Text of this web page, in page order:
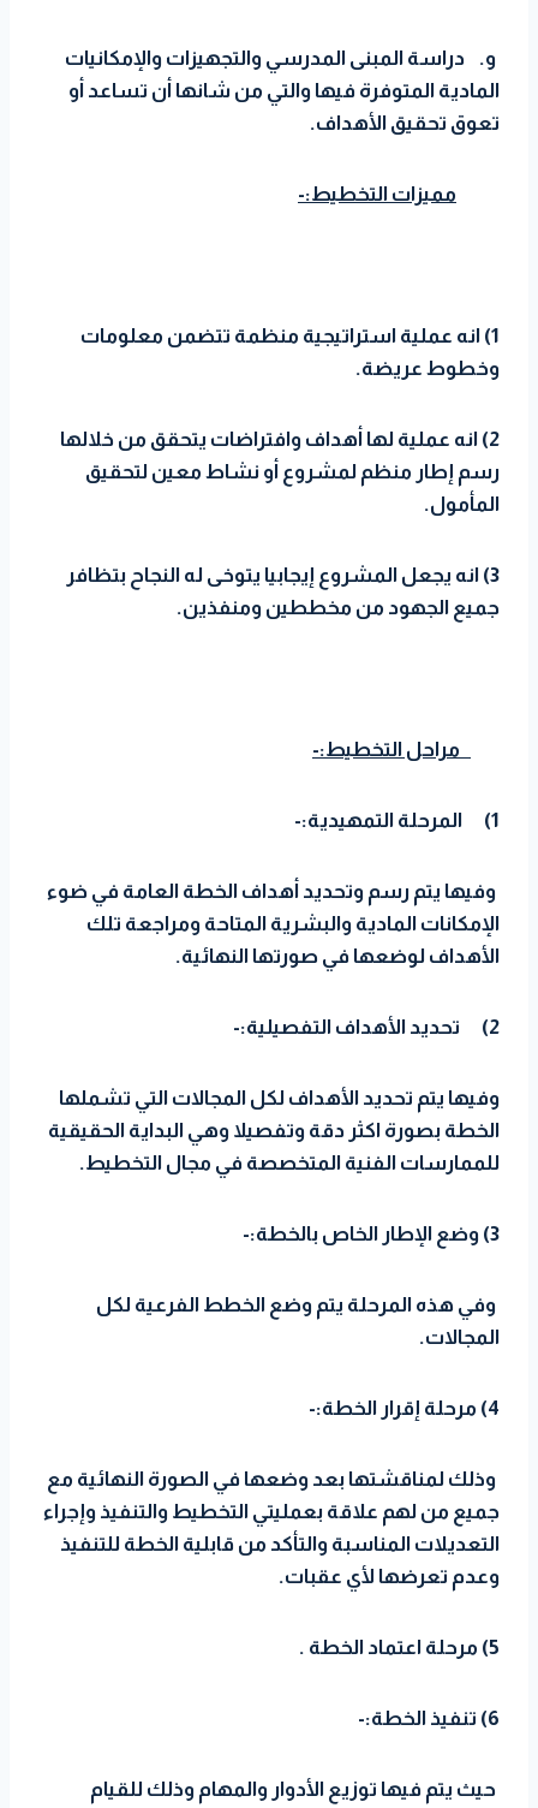
و. دراسة المبنى المدرسي والتجهيزات والإمكانيات
المادية المتوفرة فيها والتي من شانها أن تساعد أو
تعوق تحقيق الأهداف.
مميزات التخطيط:-
1) انه عملية استراتيجية منظمة تتضمن معلومات
وخطوط عريضة.
2) انه عملية لها أهداف وافتراضات يتحقق من خلالها
رسم إطار منظم لمشروع أو نشاط معين لتحقيق
المأمول.
3) انه يجعل المشروع إيجابيا يتوخى له النجاح بتظافر
جميع الجهود من مخططين ومنفذين.
مراحل التخطيط:-
1) المرحلة التمهيدية:-
وفيها يتم رسم وتحديد أهداف الخطة العامة في ضوء
الإمكانات المادية والبشرية المتاحة ومراجعة تلك
الأهداف لوضعها في صورتها النهائية.
2) تحديد الأهداف التفصيلية:-
وفيها يتم تحديد الأهداف لكل المجالات التي تشملها
الخطة بصورة اكثر دقة وتفصيلا وهي البداية الحقيقية
للممارسات الفنية المتخصصة في مجال التخطيط.
3) وضع الإطار الخاص بالخطة:-
وفي هذه المرحلة يتم وضع الخطط الفرعية لكل
المجالات.
4) مرحلة إقرار الخطة:-
وذلك لمناقشتها بعد وضعها في الصورة النهائية مع
جميع من لهم علاقة بعمليتي التخطيط والتنفيذ وإجراء
التعديلات المناسبة والتأكد من قابلية الخطة للتنفيذ
وعدم تعرضها لأي عقبات.
5) مرحلة اعتماد الخطة .
6) تنفيذ الخطة:-
حيث يتم فيها توزيع الأدوار والمهام وذلك للقيام